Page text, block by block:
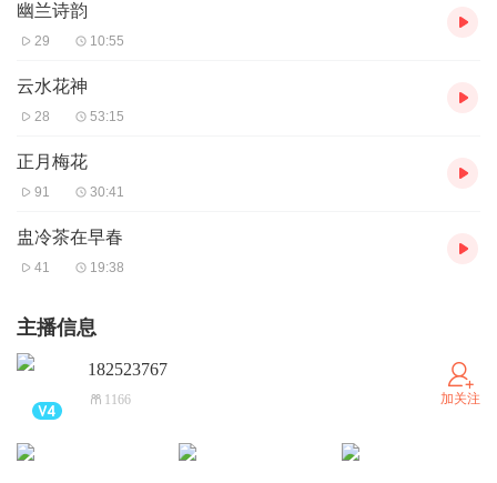
幽兰诗韵
29 10:55
云水花神
28 53:15
正月梅花
91 30:41
盅冷茶在早春
41 19:38
主播信息
182523767
1166 加关注